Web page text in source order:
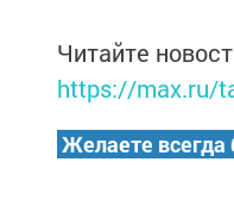
Читайте
https://max.ru/
Желаете всегда